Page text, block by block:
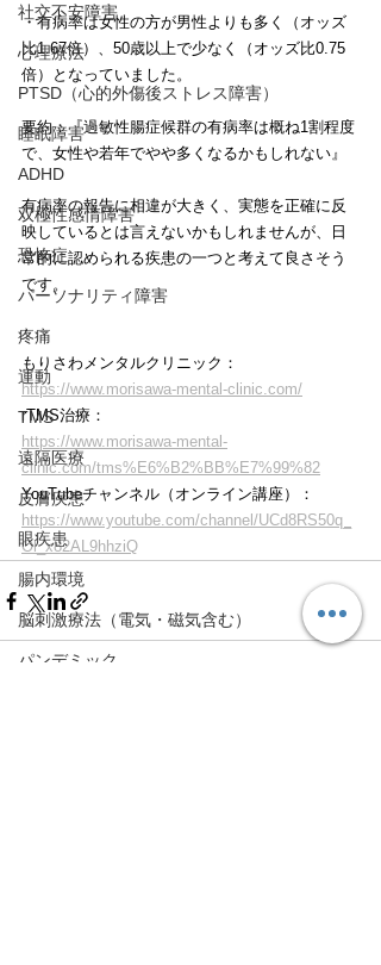
社交不安障害
心理療法
PTSD（心的外傷後ストレス障害）
睡眠障害
ADHD
双極性感情障害
恐怖症
パーソナリティ障害
疼痛
運動
TMS
遠隔医療
皮膚疾患
眼疾患
腸内環境
脳刺激療法（電気・磁気含む）
パンデミック
・有病率は女性の方が男性よりも多く（オッズ
比1.67倍）、50歳以上で少なく（オッズ比0.75
倍）となっていました。
要約：『過敏性腸症候群の有病率は概ね1割程度
で、女性や若年でやや多くなるかもしれない』
有病率の報告に相違が大きく、実態を正確に反
映しているとは言えないかもしれませんが、日
常的に認められる疾患の一つと考えて良さそう
です。
もりさわメンタルクリニック：
https://www.morisawa-mental-clinic.com/
rTMS治療：
https://www.morisawa-mental-
clinic.com/tms%E6%B2%BB%E7%99%82
YouTubeチャンネル（オンライン講座）：
https://www.youtube.com/channel/UCd8RS50q_
Ol_x82AL9hhziQ